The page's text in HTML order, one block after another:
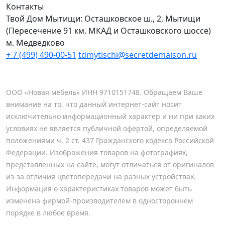
Контакты
Твой Дом Мытищи: Осташковское ш., 2, Мытищи
(Пересечение 91 км. МКАД и Осташковского шоссе)
м. Медведково
+ 7 (499) 490-00-51 tdmytischi@secretdemaison.ru
ООО «Новая мебель» ИНН 9710151748. Обращаем Ваше
внимание на то, что данный интернет-сайт носит
исключительно информационный характер и ни при каких
условиях не является публичной офертой, определяемой
положениями ч. 2 ст. 437 Гражданского кодекса Российской
Федерации. Изображения товаров на фотографиях,
представленных на сайте, могут отличаться от оригиналов
из-за отличия цветопередачи на разных устройствах.
Информация о характеристиках товаров может быть
изменена фирмой-производителем в одностороннем
порядке в любое время.